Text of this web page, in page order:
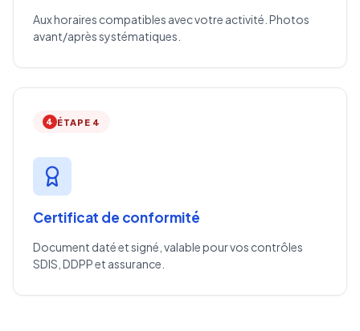
Aux horaires compatibles avec votre activité. Photos
avant/après systématiques.
4 ÉTAPE 4
Certificat de conformité
Document daté et signé, valable pour vos contrôles
SDIS, DDPP et assurance.